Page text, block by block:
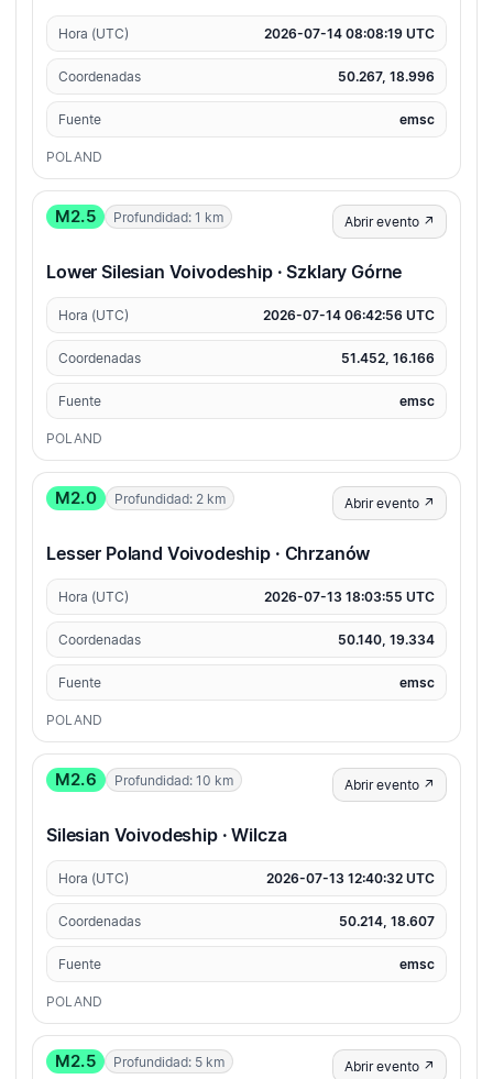
Hora (UTC) 2026-07-14 08:08:19 UTC
Coordenadas 50.267, 18.996
Fuente emsc
POLAND
M2.5 Profundidad: 1 km Abrir evento ↗
Lower Silesian Voivodeship · Szklary Górne
Hora (UTC) 2026-07-14 06:42:56 UTC
Coordenadas 51.452, 16.166
Fuente emsc
POLAND
M2.0 Profundidad: 2 km Abrir evento ↗
Lesser Poland Voivodeship · Chrzanów
Hora (UTC) 2026-07-13 18:03:55 UTC
Coordenadas 50.140, 19.334
Fuente emsc
POLAND
M2.6 Profundidad: 10 km Abrir evento ↗
Silesian Voivodeship · Wilcza
Hora (UTC) 2026-07-13 12:40:32 UTC
Coordenadas 50.214, 18.607
Fuente emsc
POLAND
M2.5 Profundidad: 5 km Abrir evento ↗